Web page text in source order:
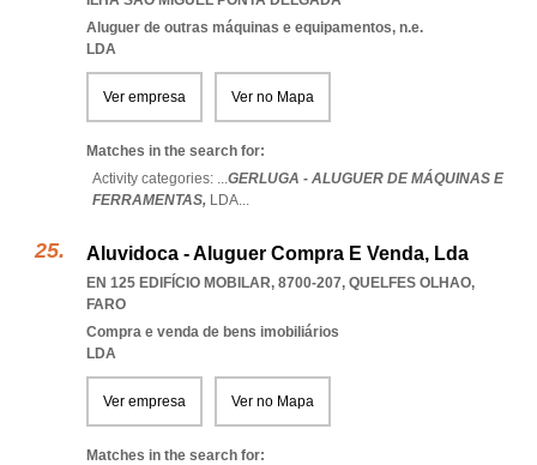
Aluguer de outras máquinas e equipamentos, n.e.
LDA
Ver empresa Ver no Mapa
Matches in the search for:
Activity categories: ...GERLUGA - ALUGUER DE MÁQUINAS E
FERRAMENTAS, LDA...
Aluvidoca - Aluguer Compra E Venda, Lda
EN 125 EDIFÍCIO MOBILAR, 8700-207, QUELFES OLHAO,
FARO
Compra e venda de bens imobiliários
LDA
Ver empresa Ver no Mapa
Matches in the search for: